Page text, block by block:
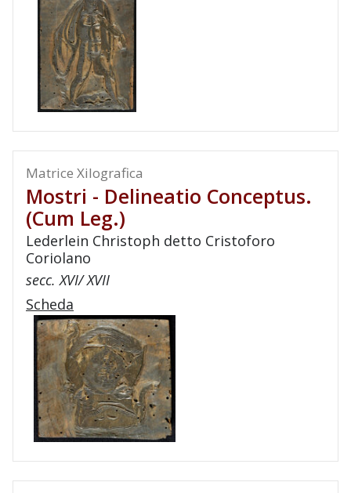
Matrice Xilografica
Mostri - Delineatio Conceptus.
(cum Leg.)
Lederlein Christoph detto Cristoforo
Coriolano
secc. XVI/ XVII
Scheda